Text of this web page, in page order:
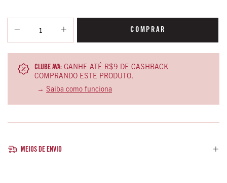
CLUBE AVA: GANHE ATÉ R$9 DE CASHBACK
COMPRANDO ESTE PRODUTO.
→ Saiba como funciona
MEIOS DE ENVIO